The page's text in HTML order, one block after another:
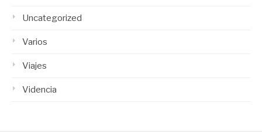
Uncategorized
Varios
Viajes
Videncia